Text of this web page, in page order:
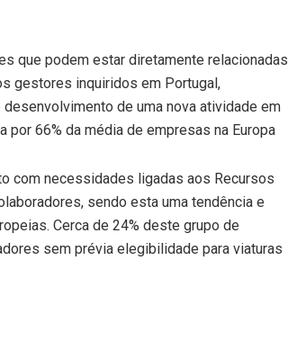
que podem estar diretamente relacionadas
gestores inquiridos em Portugal,
de uma nova atividade em
66% da média de empresas na Europa
com necessidades ligadas aos Recursos
sendo esta uma tendência e
Cerca de 24% deste grupo de
sem prévia elegibilidade para viaturas